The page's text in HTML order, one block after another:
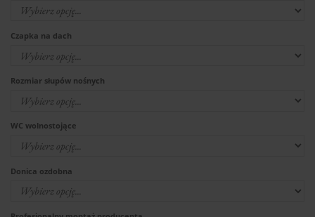
Czapka na dach
Rozmiar słupów nośnych
WC wolnostojące
Donica ozdobna